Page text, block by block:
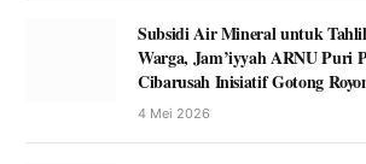
Subsidi Air Mineral untuk
Warga, Jam’iyyah ARNU Puri
Cibarusah Inisiatif Gotong
4 Mei 2026